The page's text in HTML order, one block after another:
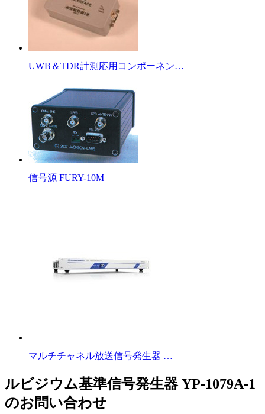
UWB＆TDR計測応用コンポーネン…
信号源 FURY-10M
マルチチャネル放送信号発生器 …
ルビジウム基準信号発生器 YP-1079A-1
のお問い合わせ